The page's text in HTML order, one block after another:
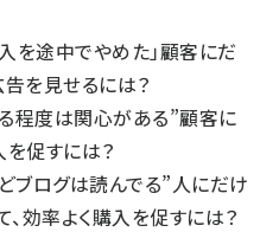
を途中でやめた」顧客にだ
を見せるには？
程度は関心がある”顧客に
促すには？
ブログは読んでる”人にだけ
効率よく購入を促すには？